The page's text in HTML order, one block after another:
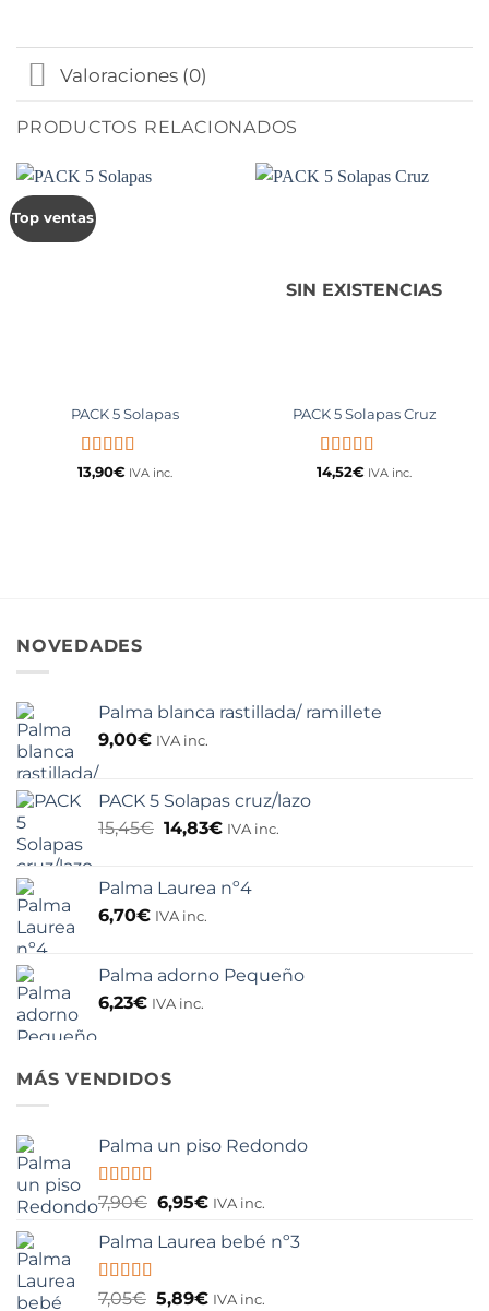
Valoraciones (0)
PRODUCTOS RELACIONADOS
Top ventas
PACK 5 Solapas
Valorado
13,90€ IVA inc.
SIN EXISTENCIAS
PACK 5 Solapas Cruz
Valorado
14,52€ IVA inc.
NOVEDADES
Palma blanca rastillada/ ramillete
9,00€ IVA inc.
PACK 5 Solapas cruz/lazo
15,45€ El
era:
15,45€.
14,83€El
es:
IVA inc.
Palma Laurea nº4
6,70€ IVA inc.
Palma adorno Pequeño
6,23€ IVA inc.
MÁS VENDIDOS
Palma un piso Redondo
Valorado
con
de
5
7,90€ El
original
7,90€.
6,95€El
actual
6,95€.
IVA inc.
Palma Laurea bebé nº3
Valorado
7,05€ El
5,89€ElIVA inc.